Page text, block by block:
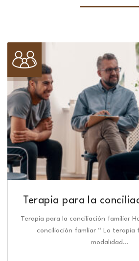
Terapia para la
Terapia para la conciliación familiar
conciliación famliar “ La terapia
modalidad…